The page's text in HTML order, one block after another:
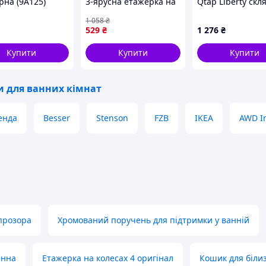
зонах
Купити
ванної кімнати
529 ₴
1 058₴
Купити
Chrome
1 276 ₴
Купити
для ванних кімнат
Besser Stenson FZB IKEA AWD
Хромований поручень для підтримки у ванній
Етажерка на колесах 4 оригінал Кошик для